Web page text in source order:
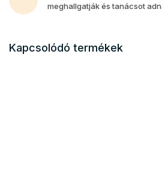
meghallgatják és tanácsot
Kapcsolódó termékek